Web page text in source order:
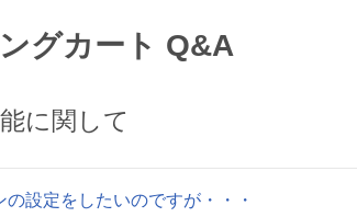
グカート Q&A
に関して
設定をしたいのですが・・・